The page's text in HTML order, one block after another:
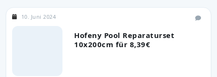
Hofeny Pool Reparaturset
10x200cm für 8,39€
10. Juni 2024